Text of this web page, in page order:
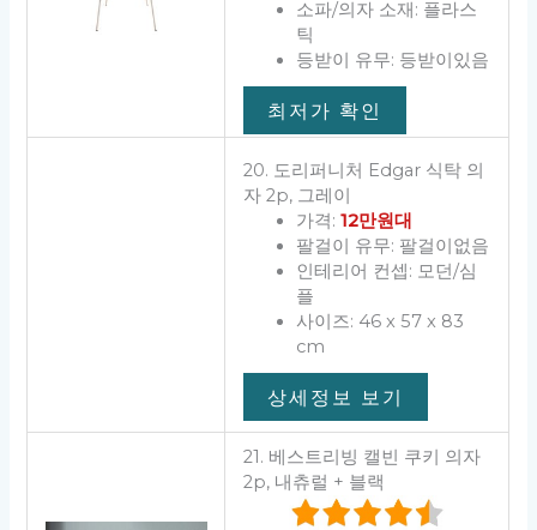
소파/의자 소재: 플라스
틱
등받이 유무: 등받이있음
최저가 확인
20. 도리퍼니처 Edgar 식탁 의
자 2p, 그레이
가격: 12만원대
팔걸이 유무: 팔걸이없음
인테리어 컨셉: 모던/심
플
사이즈: 46 x 57 x 83
cm
상세정보 보기
21. 베스트리빙 캘빈 쿠키 의자
2p, 내츄럴 + 블랙